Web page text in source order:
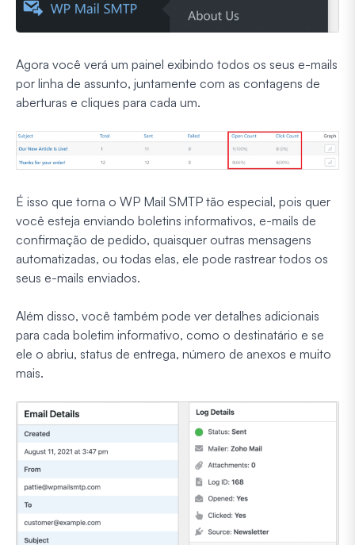
Agora você verá um painel exibindo todos os seus e-mails
por linha de assunto, juntamente com as contagens de
aberturas e cliques para cada um.
É isso que torna o WP Mail SMTP tão especial, pois quer
você esteja enviando boletins informativos, e-mails de
confirmação de pedido, quaisquer outras mensagens
automatizadas, ou todas elas, ele pode rastrear todos os
seus e-mails enviados.
Além disso, você também pode ver detalhes adicionais
para cada boletim informativo, como o destinatário e se
ele o abriu, status de entrega, número de anexos e muito
mais.